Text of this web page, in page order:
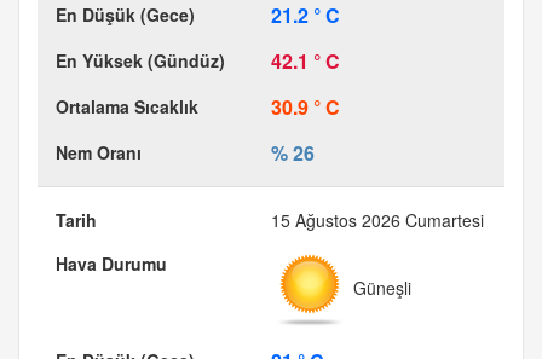
21.2 ° C
42.1 ° C
30.9 ° C
% 26
15 Ağustos 2026 Cumartesi
Güneşli